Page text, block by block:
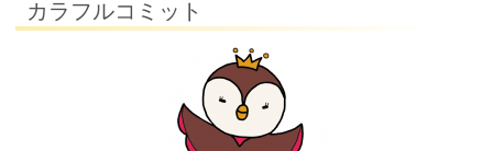
カラフルコミット